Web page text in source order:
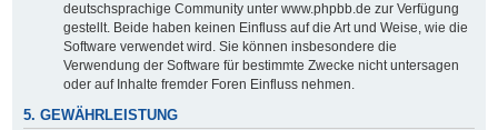
deutschsprachige Community unter www.phpbb.de zur Verfügung
gestellt. Beide haben keinen Einfluss auf die Art und Weise, wie die
Software verwendet wird. Sie können insbesondere die
Verwendung der Software für bestimmte Zwecke nicht untersagen
oder auf Inhalte fremder Foren Einfluss nehmen.
5. GEWÄHRLEISTUNG